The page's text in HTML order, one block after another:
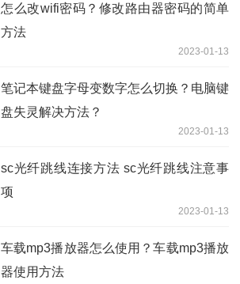
怎么改wifi密码？修改路由器密码的简单
方法
2023-01-13
笔记本键盘字母变数字怎么切换？电脑键
盘失灵解决方法？
2023-01-13
sc光纤跳线连接方法 sc光纤跳线注意事
项
2023-01-13
车载mp3播放器怎么使用？车载mp3播放
器使用方法